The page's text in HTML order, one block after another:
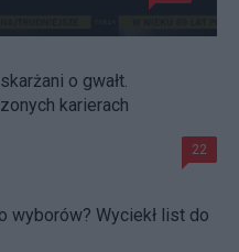
o gwałt.
karierach
22
wyborów? Wyciekł list do